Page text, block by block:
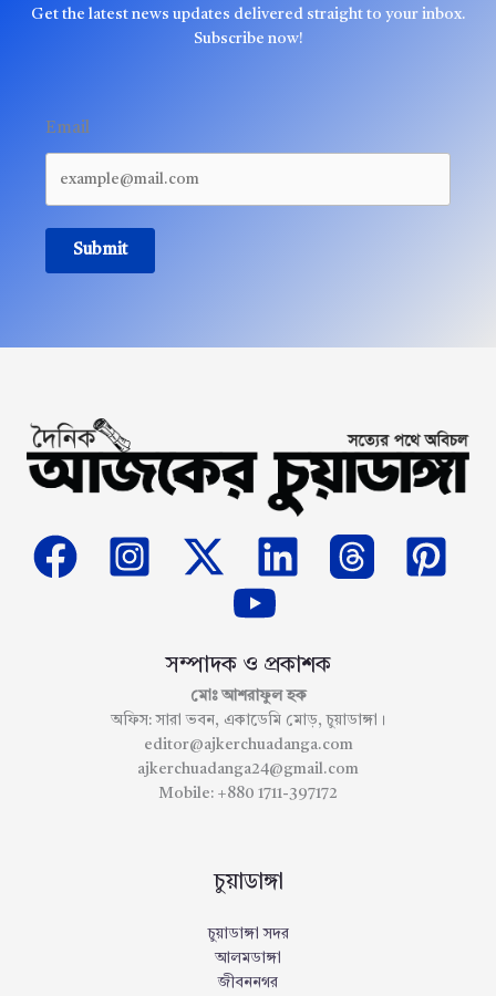
Get the latest news updates delivered straight to your inbox.
Subscribe now!
Email
Submit
সম্পাদক ও প্রকাশক
মোঃ আশরাফুল হক
অফিস: সারা ভবন, একাডেমি মোড়, চুয়াডাঙ্গা।
editor@ajkerchuadanga.com
ajkerchuadanga24@gmail.com
Mobile: +880 1711-397172
চুয়াডাঙ্গা
চুয়াডাঙ্গা সদর
আলমডাঙ্গা
জীবননগর